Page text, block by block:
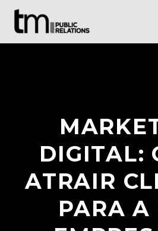
DIGITAL:
ATRAIR
PARA A